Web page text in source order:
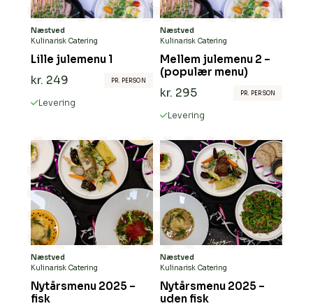
Næstved
Kulinarisk Catering
Lille julemenu 1
kr. 249 PR. PERSON
Levering
Næstved
Kulinarisk Catering
Mellem julemenu 2 –
(populær menu)
kr. 295 PR. PERSON
Levering
Næstved
Kulinarisk Catering
Nytårsmenu 2025 –
fisk
Næstved
Kulinarisk Catering
Nytårsmenu 2025 –
uden fisk